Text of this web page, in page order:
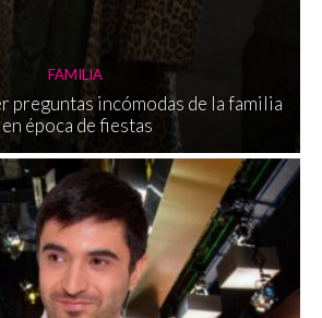
FAMILIA
preguntas incómodas de la familia
en época de fiestas